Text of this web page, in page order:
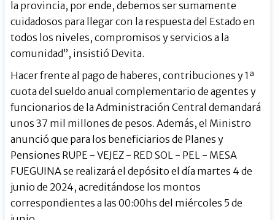
la provincia, por ende, debemos ser sumamente
cuidadosos para llegar con la respuesta del Estado en
todos los niveles, compromisos y servicios a la
comunidad”, insistió Devita.
Hacer frente al pago de haberes, contribuciones y 1ª
cuota del sueldo anual complementario de agentes y
funcionarios de la Administración Central demandará
unos 37 mil millones de pesos. Además, el Ministro
anunció que para los beneficiarios de Planes y
Pensiones RUPE - VEJEZ - RED SOL - PEL - MESA
FUEGUINA se realizará el depósito el día martes 4 de
junio de 2024, acreditándose los montos
correspondientes a las 00:00hs del miércoles 5 de